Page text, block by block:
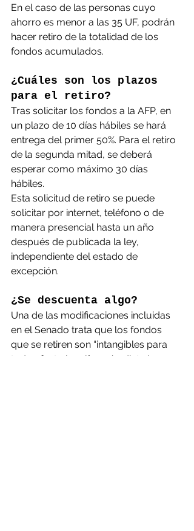
En el caso de las personas cuyo
ahorro es menor a las 35 UF, podrán
hacer retiro de la totalidad de los
fondos acumulados.
¿Cuáles son los plazos
para el retiro?
Tras solicitar los fondos a la AFP, en
un plazo de 10 días hábiles se hará
entrega del primer 50%. Para el retiro
de la segunda mitad, se deberá
esperar como máximo 30 días
hábiles.
Esta solicitud de retiro se puede
solicitar por internet, teléfono o de
manera presencial hasta un año
después de publicada la ley,
independiente del estado de
excepción.
¿Se descuenta algo?
Una de las modificaciones incluidas
en el Senado trata que los fondos
que se retiren son “intangibles para
todo efecto legal” según dicta la